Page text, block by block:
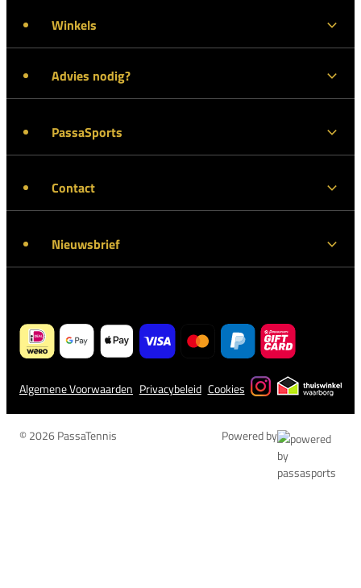
Winkels
Advies nodig?
PassaSports
Contact
Nieuwsbrief
Algemene Voorwaarden Privacybeleid Cookies
© 2026 PassaTennis Powered by